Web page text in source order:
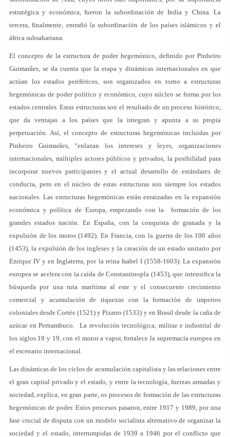
estratégica y económica, fueron la subordinación de India y China. La
tercera, finalmente, entrañó la subordinación de los países islámicos y el
áfrica subsahariana.
El concepto de la estructura de poder hegemónico, definido por Pinheiro
Guimarães, se da cuenta que la etapa y dinámicas internacionales en que
actúan los estados periféricos, son organizados en torno a estructuras
hegemónicas de poder político y económico, cuyo núcleo se forma por los
estados centrales. Estas estructuras son el resultado de un proceso histórico,
que da ventajas a los países que la integran y apunta a su propia
perpetuación. Así, el concepto de estructuras hegemónicas incluidas por
Pinheiro Guimarães, “enlazan los intereses y leyes, organizaciones
internacionales, múltiples actores públicos y privados, la posibilidad para
incorporar nuevos participantes y el actual desarrollo de estándares de
conducta, pero en el núcleo de estas estructuras son siempre los estados
nacionales. Las estructuras hegemónicas están enraizadas en la expansión
económica y política de Europa, empezando con la formación de los
grandes estados nación. En España, con la conquista de granada y la
expulsión de los moros (1492). En Francia, con la guerra de los 100 años
(1453), la expulsión de los ingleses y la creación de un estado unitario por
Enrique IV y en Inglaterra, por la reina Isabel I (1558-1603). La expansión
europea se acelera con la caída de Constantinopla (1453), que intensifica la
búsqueda por una ruta marítima al este y el consecuente crecimiento
comercial y acumulación de riquezas con la formación de imperios
coloniales desde Cortés (1521) y Pizarro (1533) y en Brasil desde la caña de
azúcar en Pernambuco. La revolución tecnológica, militar e industrial de
los siglos 18 y 19, con el motor a vapor, fortalece la supremacía europea en
el escenario internacional.
Las dinámicas de los ciclos de acumulación capitalista y las relaciones entre
el gran capital privado y el estado, y entre la tecnología, fuerzas armadas y
sociedad, explica, en gran parte, os procesos de formación de las estructuras
hegemónicas de poder. Estos procesos pasaron, entre 1917 y 1989, por una
fase crucial de disputa con un modelo socialista alternativo de organizar la
sociedad y el estado, interrumpidas de 1939 a 1946 por el conflicto que